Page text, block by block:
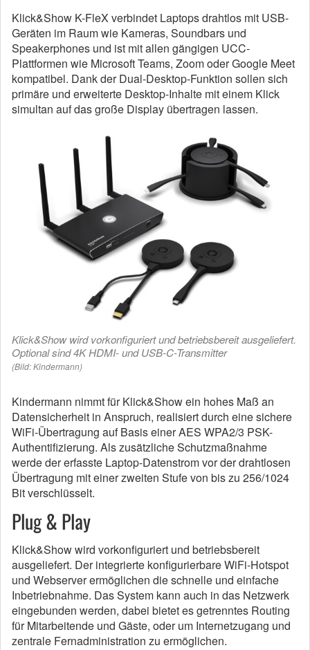
Klick&Show K-FleX verbindet Laptops drahtlos mit USB-
Geräten im Raum wie Kameras, Soundbars und
Speakerphones und ist mit allen gängigen UCC-
Plattformen wie Microsoft Teams, Zoom oder Google Meet
kompatibel. Dank der Dual-Desktop-Funktion sollen sich
primäre und erweiterte Desktop-Inhalte mit einem Klick
simultan auf das große Display übertragen lassen.
Klick&Show wird vorkonfiguriert und betriebsbereit ausgeliefert.
Optional sind 4K HDMI- und USB-C-Transmitter
(Bild: Kindermann)
Kindermann nimmt für Klick&Show ein hohes Maß an
Datensicherheit in Anspruch, realisiert durch eine sichere
WiFi-Übertragung auf Basis einer AES WPA2/3 PSK-
Authentifizierung. Als zusätzliche Schutzmaßnahme
werde der erfasste Laptop-Datenstrom vor der drahtlosen
Übertragung mit einer zweiten Stufe von bis zu 256/1024
Bit verschlüsselt.
Plug & Play
Klick&Show wird vorkonfiguriert und betriebsbereit
ausgeliefert. Der integrierte konfigurierbare WiFi-Hotspot
und Webserver ermöglichen die schnelle und einfache
Inbetriebnahme. Das System kann auch in das Netzwerk
eingebunden werden, dabei bietet es getrenntes Routing
für Mitarbeitende und Gäste, oder um Internetzugang und
zentrale Fernadministration zu ermöglichen.